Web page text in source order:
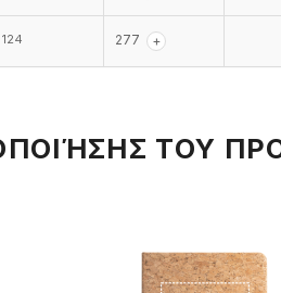
119 119 119 124
124 277 +
ΤΟΥ